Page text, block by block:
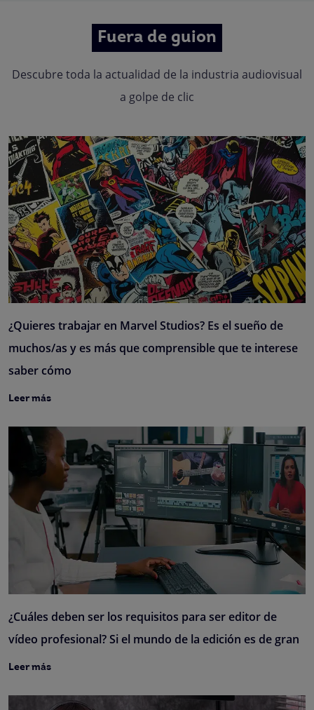
Fuera de guion
Descubre toda la actualidad de la industria audiovisual
a golpe de clic
¿Quieres trabajar en Marvel Studios? Es el sueño de
muchos/as y es más que comprensible que te interese
saber cómo
Leer más
¿Cuáles deben ser los requisitos para ser editor de
vídeo profesional? Si el mundo de la edición es de gran
Leer más